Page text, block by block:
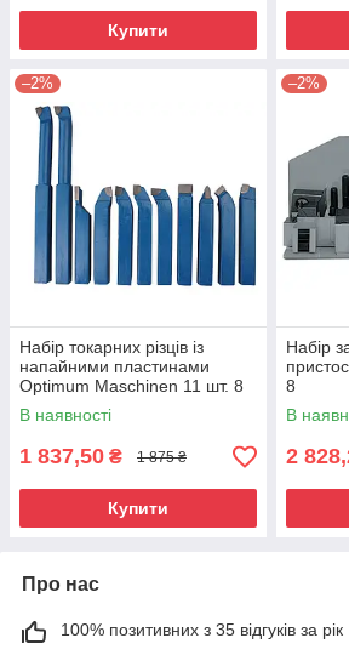
Купити
–2%
Набір токарних різців із
напайними пластинами
Optimum Maschinen 11 шт. 8
мм
В наявності
1 837,50 ₴ 1 875 ₴
Купити
–2%
Набір
8
В
2
Про нас
100% позитивних з 35 відгуків за рік